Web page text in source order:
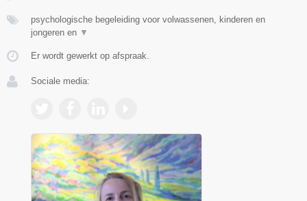
psychologische begeleiding voor volwassenen, kinderen en
jongeren en ▼
Er wordt gewerkt op afspraak.
Sociale media: